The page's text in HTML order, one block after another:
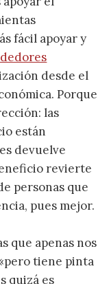
fácil apoyar y
desde el
Porque
las
están
devuelve
revierte
personas que
pues mejor.
que apenas nos
tiene pinta
quizá es